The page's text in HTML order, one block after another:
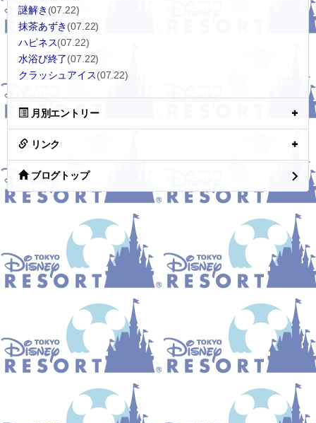
謎解き (07.22)
抹茶あずき (07.22)
ハピネス(07.22)
水浴び終了(07.22)
クラッシュアイス(07.22)
月別エントリー
リンク
ブログトップ